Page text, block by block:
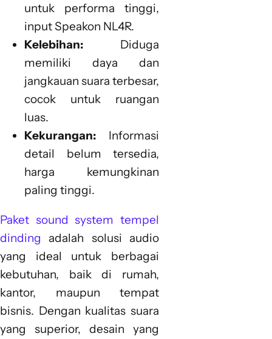
untuk performa tinggi,
input Speakon NL4R.
Kelebihan: Diduga
memiliki daya dan
jangkauan suara terbesar,
cocok untuk ruangan
luas.
Kekurangan: Informasi
detail belum tersedia,
harga kemungkinan
paling tinggi.
Paket sound system tempel
dinding adalah solusi audio
yang ideal untuk berbagai
kebutuhan, baik di rumah,
kantor, maupun tempat
bisnis. Dengan kualitas suara
yang superior, desain yang